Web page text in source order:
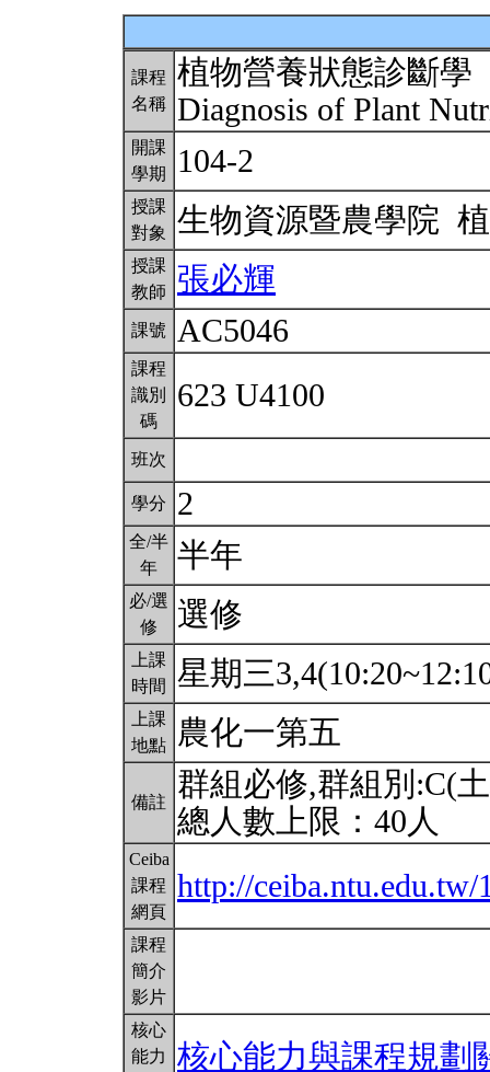
課程
名稱
植物營養狀態診斷學
Diagnosis of Plant
開課
學期
104-2
授課
對象
生物資源暨農學院
授課
教師
張必輝
課號 AC5046
課程
識別
碼
623 U4100
班次
學分 2
全/半
年
半年
必/選
修
選修
上課
時間
星期三
上課
地點
農化一第五
備註
群組必修,群組別:C(
總人數上限：40人
Ceiba
課程
網頁
http://
課程
簡介
影片
核心
能力
核心能力與課程規劃